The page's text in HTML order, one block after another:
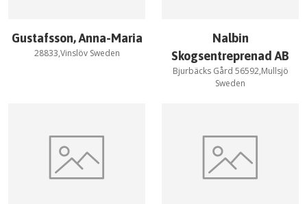
Gustafsson, Anna-Maria
28833,Vinslöv Sweden
Nalbin
Skogsentreprenad AB
Bjurbäcks Gård 56592,Mullsjö
Sweden